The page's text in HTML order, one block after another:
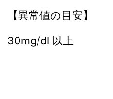
【異常値の目安】
30mg/dl 以上